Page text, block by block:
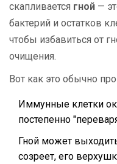
скапливается гной —
бактерий и остатков
чтобы избавиться от
очищения.
Вот как это обычно
Иммунные клетки
постепенно
Гной может
созреет, его